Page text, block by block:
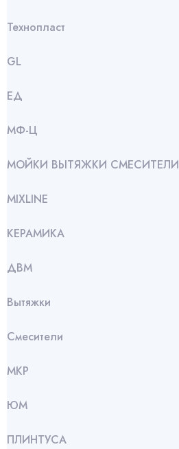
Технопласт
GL
ЕД
МФ-Ц
МОЙКИ ВЫТЯЖКИ СМЕСИТЕЛИ
МIXLINE
КЕРАМИКА
ДВМ
Вытяжки
Смесители
МКР
ЮМ
ПЛИНТУСА